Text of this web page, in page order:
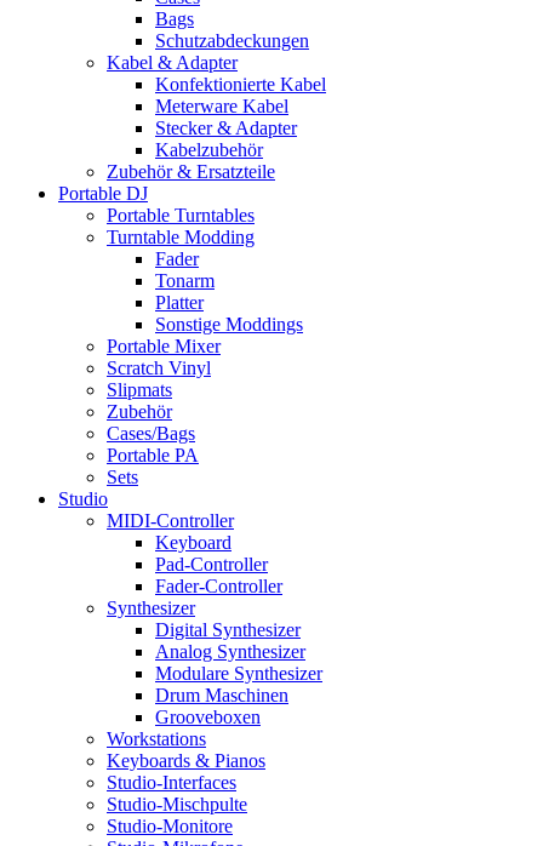
Bags
Schutzabdeckungen
Kabel & Adapter
Konfektionierte Kabel
Meterware Kabel
Stecker & Adapter
Kabelzubehör
Zubehör & Ersatzteile
Portable DJ
Portable Turntables
Turntable Modding
Fader
Tonarm
Platter
Sonstige Moddings
Portable Mixer
Scratch Vinyl
Slipmats
Zubehör
Cases/Bags
Portable PA
Sets
Studio
MIDI-Controller
Keyboard
Pad-Controller
Fader-Controller
Synthesizer
Digital Synthesizer
Analog Synthesizer
Modulare Synthesizer
Drum Maschinen
Grooveboxen
Workstations
Keyboards & Pianos
Studio-Interfaces
Studio-Mischpulte
Studio-Monitore